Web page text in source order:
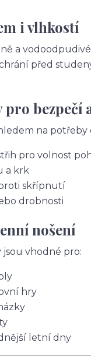
i vlhkostí
a
před
pro bezpečí
na potřeby
pro volnost
a krk
skřípnutí
drobnosti
nošení
vhodné pro:
hry
letní dny